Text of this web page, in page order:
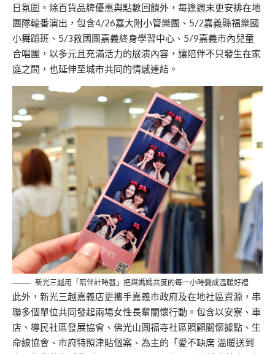
日氛圍。除百貨品牌優惠與點數回饋外，每逢週末更安排在地
團隊輪番演出，包含4/26嘉大附小管樂團、5/2嘉義縣福樂國
小舞蹈班、5/3救國團嘉義終身學習中心、5/9嘉義市內兒童
合唱團 ， 以多元且充滿活力的展演內容，讓陪伴不只發生在家
庭之間，也延伸至城市共同的情感連結。
新光三越用「陪伴計時器」把與媽媽共度的每一小時變成溫暖好禮
此外， 新光三越嘉義店更攜手嘉義市政府及在地社區資源，串
聯多個單位共同發起兩場女性長輩關懷行動。包含以安寮、車
店、導民社區發展協會 、 佛光山圓福寺社區照顧關懷據點、 生
命線協會、 市府特照津貼個案 、 為主的 「愛不缺席 溫暖送到